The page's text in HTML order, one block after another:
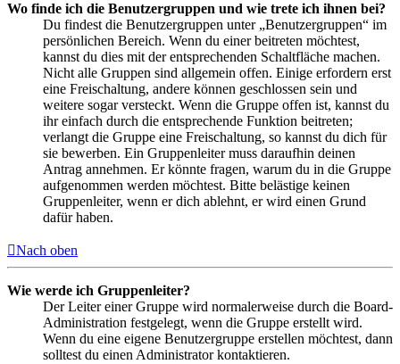
Wo finde ich die Benutzergruppen und wie trete ich ihnen bei?
Du findest die Benutzergruppen unter „Benutzergruppen“ im
persönlichen Bereich. Wenn du einer beitreten möchtest,
kannst du dies mit der entsprechenden Schaltfläche machen.
Nicht alle Gruppen sind allgemein offen. Einige erfordern erst
eine Freischaltung, andere können geschlossen sein und
weitere sogar versteckt. Wenn die Gruppe offen ist, kannst du
ihr einfach durch die entsprechende Funktion beitreten;
verlangt die Gruppe eine Freischaltung, so kannst du dich für
sie bewerben. Ein Gruppenleiter muss daraufhin deinen
Antrag annehmen. Er könnte fragen, warum du in die Gruppe
aufgenommen werden möchtest. Bitte belästige keinen
Gruppenleiter, wenn er dich ablehnt, er wird einen Grund
dafür haben.
Nach oben
Wie werde ich Gruppenleiter?
Der Leiter einer Gruppe wird normalerweise durch die Board-
Administration festgelegt, wenn die Gruppe erstellt wird.
Wenn du eine eigene Benutzergruppe erstellen möchtest, dann
solltest du einen Administrator kontaktieren.